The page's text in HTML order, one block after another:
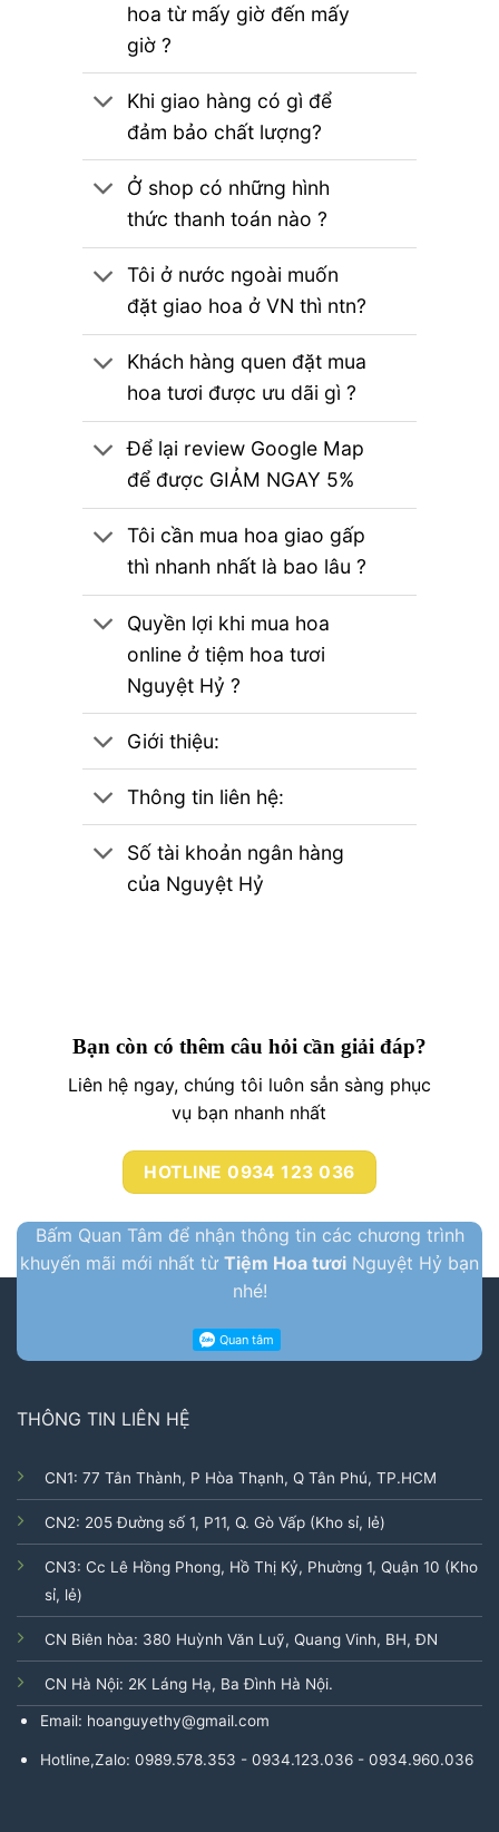
hoa từ mấy giờ đến mấy
giờ ?
Khi giao hàng có gì để
đảm bảo chất lượng?
Ở shop có những hình
thức thanh toán nào ?
Tôi ở nước ngoài muốn
đặt giao hoa ở VN thì ntn?
Khách hàng quen đặt mua
hoa tươi được ưu dãi gì ?
Để lại review Google Map
để được GIẢM NGAY 5%
Tôi cần mua hoa giao gấp
thì nhanh nhất là bao lâu ?
Quyền lợi khi mua hoa
online ở tiệm hoa tươi
Nguyệt Hỷ ?
Giới thiệu:
Thông tin liên hệ:
Số tài khoản ngân hàng
của Nguyệt Hỷ
Bạn còn có thêm câu hỏi cần giải đáp?
Liên hệ ngay, chúng tôi luôn sẳn sàng phục
vụ bạn nhanh nhất
HOTLINE 0934 123 036
Bấm Quan Tâm để nhận thông tin các chương trình
khuyến mãi mới nhất từ Tiệm Hoa tươi Nguyệt Hỷ bạn
nhé!
THÔNG TIN LIÊN HỆ
CN1: 77 Tân Thành, P Hòa Thạnh, Q Tân Phú, TP.HCM
CN2: 205 Đường số 1, P11, Q. Gò Vấp (Kho sỉ, lẻ)
CN3: Cc Lê Hồng Phong, Hồ Thị Kỷ, Phường 1, Quận 10 (Kho
sỉ, lẻ)
CN Biên hòa: 380 Huỳnh Văn Luỹ, Quang Vinh, BH, ĐN
CN Hà Nội: 2K Láng Hạ, Ba Đình Hà Nội.
Email: hoanguyethy@gmail.com
Hotline,Zalo: 0989.578.353 - 0934.123.036 - 0934.960.036